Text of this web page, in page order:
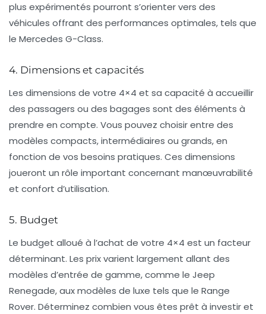
plus expérimentés pourront s’orienter vers des
véhicules offrant des performances optimales, tels que
le Mercedes G-Class.
4. Dimensions et capacités
Les dimensions de votre 4×4 et sa capacité à accueillir
des passagers ou des bagages sont des éléments à
prendre en compte. Vous pouvez choisir entre des
modèles compacts, intermédiaires ou grands, en
fonction de vos besoins pratiques. Ces dimensions
joueront un rôle important concernant manœuvrabilité
et confort d’utilisation.
5. Budget
Le budget alloué à l’achat de votre 4×4 est un facteur
déterminant. Les prix varient largement allant des
modèles d’entrée de gamme, comme le Jeep
Renegade, aux modèles de luxe tels que le Range
Rover. Déterminez combien vous êtes prêt à investir et